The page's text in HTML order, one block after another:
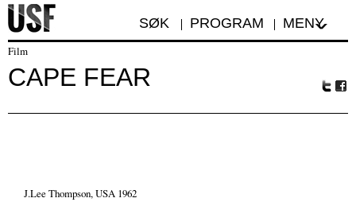
SØK PROGRAM MENY
Film
CAPE FEAR
J.Lee Thompson, USA 1962